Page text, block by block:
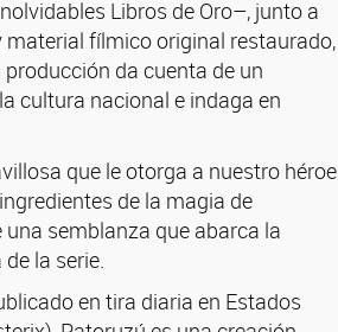
Libros de Oro–, junto a
fílmico original restaurado,
da cuenta de un
cultura nacional e indaga en
que le otorga a nuestro héroe
de la magia de
semblanza que abarca la
la serie.
en tira diaria en Estados